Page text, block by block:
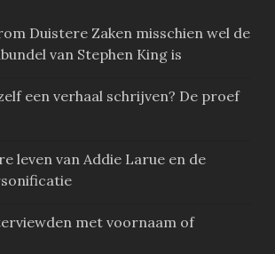
Duistere Zaken misschien wel de
van Stephen King is
een verhaal schrijven? De proef
leven van Addie Larue en de
met voornaam of